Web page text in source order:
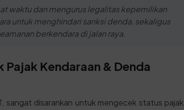
waktu dan mengurus legalitas kepemilikan
untuk menghindari sanksi denda, sekaligus
berkendara di jalan raya.
Kendaraan & Denda
sangat disarankan untuk mengecek status pajak